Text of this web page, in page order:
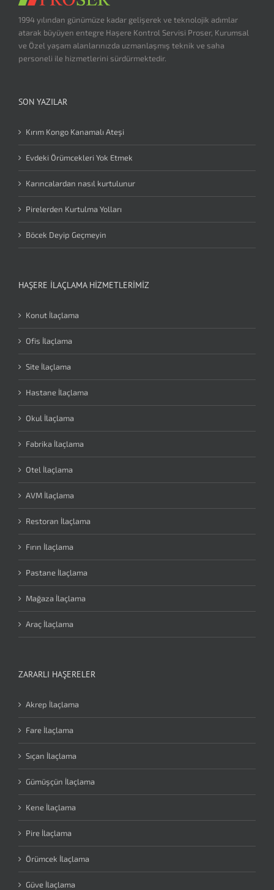
1994 yılından günümüze kadar gelişerek ve teknolojik adımlar
atarak büyüyen entegre Haşere Kontrol Servisi Proser, Kurumsal
ve Özel yaşam alanlarınızda uzmanlaşmış teknik ve saha
personeli ile hizmetlerini sürdürmektedir.
SON YAZILAR
Kırım Kongo Kanamalı Ateşi
Evdeki Örümcekleri Yok Etmek
Karıncalardan nasıl kurtulunur
Pirelerden Kurtulma Yolları
Böcek Deyip Geçmeyin
HAŞERE İLAÇLAMA HIZMETLERIMIZ
Konut İlaçlama
Ofis İlaçlama
Site İlaçlama
Hastane İlaçlama
Okul İlaçlama
Fabrika İlaçlama
Otel İlaçlama
AVM İlaçlama
Restoran İlaçlama
Fırın İlaçlama
Pastane İlaçlama
Mağaza İlaçlama
Araç İlaçlama
ZARARLI HAŞERELER
Akrep İlaçlama
Fare İlaçlama
Sıçan İlaçlama
Gümüşçün İlaçlama
Kene İlaçlama
Pire İlaçlama
Örümcek İlaçlama
Güve İlaçlama